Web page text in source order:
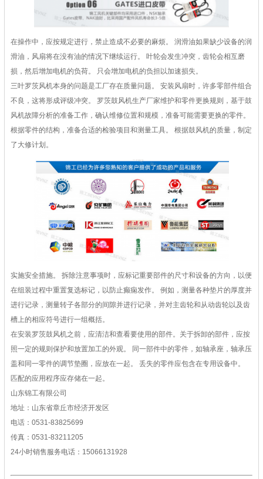
在操作中，应按规定进行，禁止造成不必要的麻烦。 润滑油如果缺少设备的润
滑油，风扇将在没有油的情况下继续运行。 叶轮会发生冲突，齿轮会相互磨
损，然后增加电机的负荷。 只会增加电机的负担以加速损失。
三叶罗茨风机本身的问题是工厂存在质量问题。 安装风扇时，许多零部件组合
不良，这将形成评级冲突。 罗茨鼓风机生产厂家维护和零件更换规则，基于鼓
风机故障分析的准备工作，确认维修位置和规模，准备可能需要更换的零件。
根据零件的结构，准备合适的检验项目和测量工具。 根据鼓风机的质量，制定
了大修计划。
实施安全措施。 拆除注意事项时，应标记重要部件的尺寸和设备的方向，以便
在组装过程中重置复选标记，以防止癫痫发作。 例如，测量各种垫片的厚度并
进行记录，测量转子各部分的间隙并进行记录，并对主齿轮和从动齿轮以及齿
槽上的相应符号进行一组概括。
在安装罗茨鼓风机之前，应清洁和查看要使用的部件。关于拆卸的部件，应按
照一定的规则保护和放置加工的外观。 同一部件中的零件，如轴承座，轴承压
盖和同一零件的调节垫圈，应放在一起。 丢失的零件应包含在专用设备中。
匹配的应用程序应存储在一起。
山东锦工有限公司
地址：山东省章丘市经济开发区
电话：0531-83825699
传真：0531-83211205
24小时销售服务电话：15066131928